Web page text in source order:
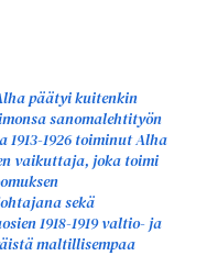
päätyi kuitenkin
sanomalehtityön
1926 toiminut Alha
vaikuttaja, joka toimi
sekä
1918-1919 valtio- ja
maltillisempaa